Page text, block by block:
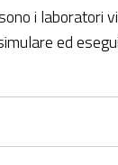
i laboratori
ed